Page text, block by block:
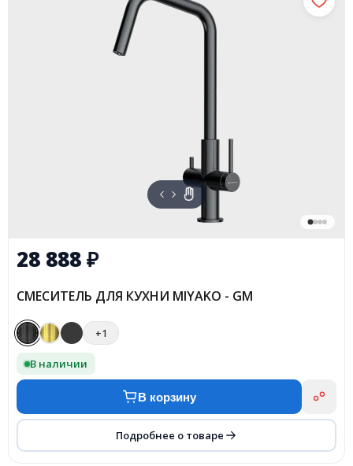
28 888₽
СМЕСИТЕЛЬ ДЛЯ КУХНИ MIYAKO - GM
+1
В наличии
В корзину
Подробнее о товаре